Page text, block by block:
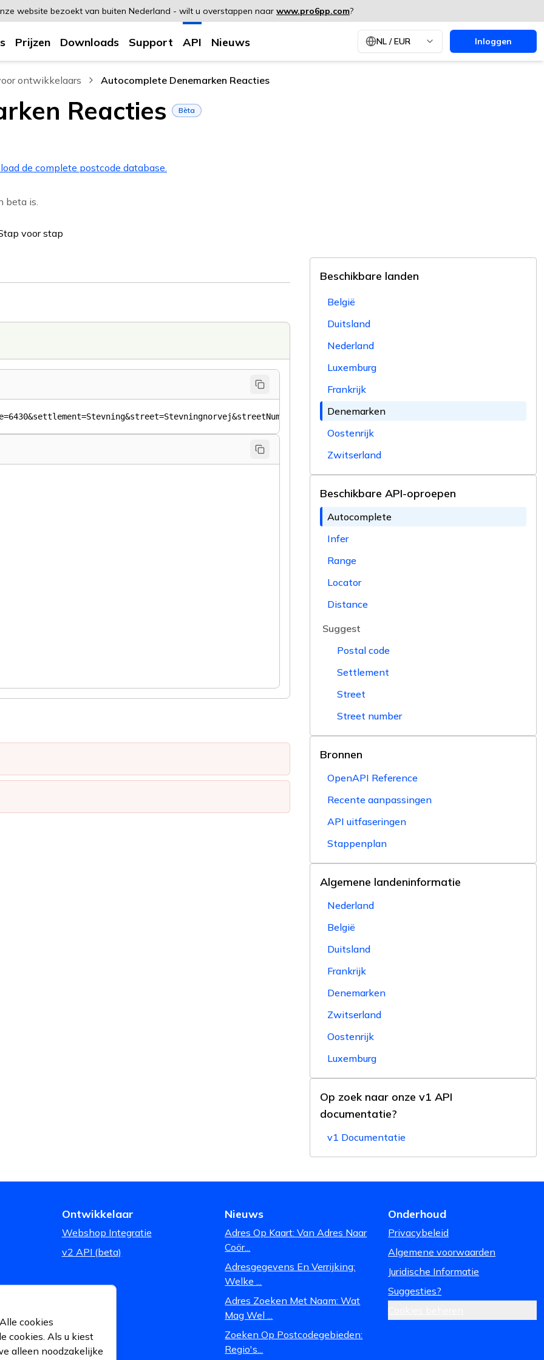
website bezoekt van buiten Nederland - wilt u overstappen naar www.pro6pp.com?
Prijzen Downloads Support API Nieuws NL /EUR Inloggen
cookies
cookies. Als u kiest
alleen noodzakelijke
ontwikkelaars Autocomplete Denemarken Reacties
, current page
Reacties Bèta
de complete postcode database.
beta is.
voor stap
Beschikbare landen
België
Duitsland
Nederland
Luxemburg
Frankrijk
Denemarken
Oostenrijk
Zwitserland
Beschikbare API-oproepen
Autocomplete
Infer
Range
Locator
Distance
Suggest
Postal code
Settlement
Street
Street number
Bronnen
OpenAPI Reference
Recente aanpassingen
API uitfaseringen
Stappenplan
Algemene landeninformatie
Nederland
België
Duitsland
Frankrijk
Denemarken
Zwitserland
Oostenrijk
Luxemburg
Op zoek naar onze v1 API
documentatie?
v1 Documentatie
Ontwikkelaar
Webshop Integratie
v2 API (beta)
Nieuws
Adres Op Kaart: Van Adres Naar
Coör...
Adresgegevens En Verrijking:
Welke ...
Adres Zoeken Met Naam: Wat
Mag Wel ...
Zoeken Op Postcodegebieden:
Regio's...
Onderhoud
Privacybeleid
Algemene voorwaarden
Juridische Informatie
Suggesties?